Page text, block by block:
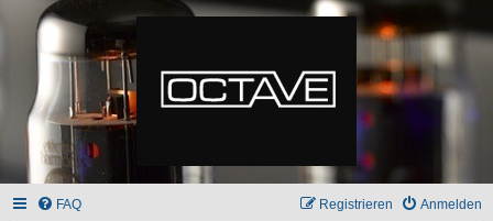
FAQ Anmelden
Registrieren